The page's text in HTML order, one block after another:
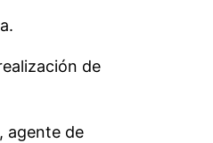
de
agente de